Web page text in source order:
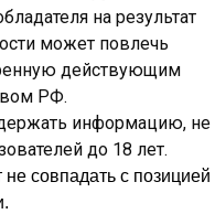
на результат
может повлечь
действующим
РФ.
информацию, не
до 18 лет.
совпадать с позицией